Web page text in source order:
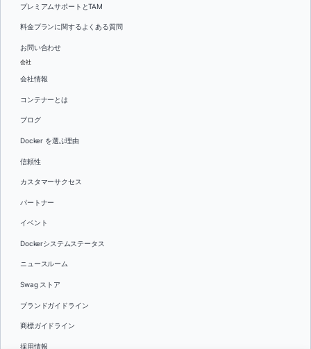
プレミアムサポートとTAM
料金プランに関するよくある質問
お問い合わせ
会社
会社情報
コンテナーとは
ブログ
Docker を選ぶ理由
信頼性
カスタマーサクセス
パートナー
イベント
Dockerシステムステータス
ニュースルーム
Swag ストア
ブランドガイドライン
商標ガイドライン
採用情報